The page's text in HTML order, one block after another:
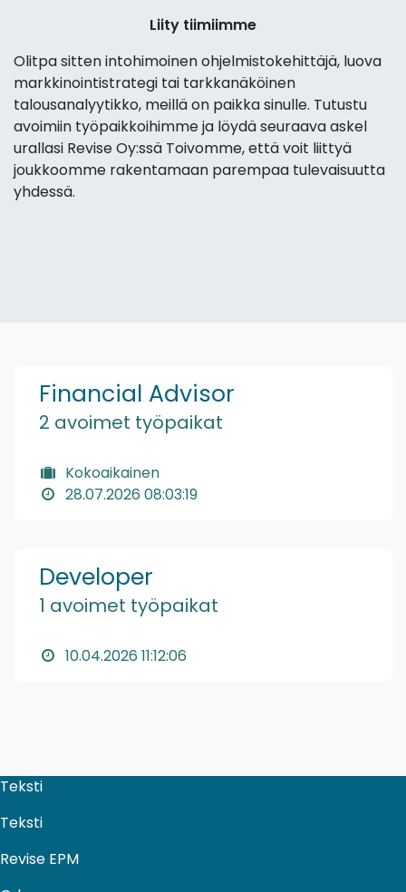
Liity tiimiimme
Olitpa sitten intohimoinen ohjelmistokehittäjä, luova
markkinointistrategi tai tarkkanäköinen
talousanalyytikko, meillä on paikka sinulle. Tutustu
avoimiin työpaikkoihimme ja löydä seuraava askel
urallasi Revise Oy:ssä Toivomme, että voit liittyä
joukkoomme rakentamaan parempaa tulevaisuutta
yhdessä.
Financial Advisor
2 avoimet työpaikat
Kokoaikainen
28.07.2026 08:03:19
Developer
1 avoimet työpaikat
10.04.2026 11:12:06
Teksti
Teksti
Revise EPM